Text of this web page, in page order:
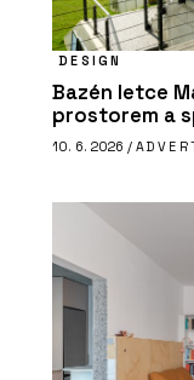
DESIGN
Bazén letce
prostorem a
10. 6. 2026 /